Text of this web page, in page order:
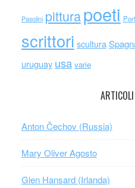
Pasolini pitturapoeti
scrittori scultura
uruguay usa varie
Anton Čechov (Russia)
Mary Oliver Agosto
Glen Hansard (Irlanda)